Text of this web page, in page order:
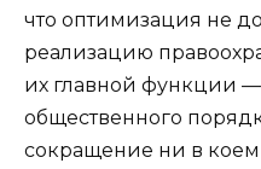
что оптимизация не
реализацию
их главной функции
общественного
сокращение ни в